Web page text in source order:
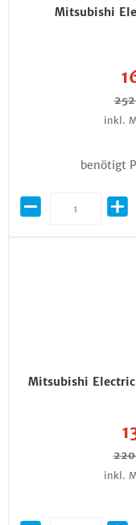
Mitsubishi
inkl.
benötigt
Mitsubishi
inkl.